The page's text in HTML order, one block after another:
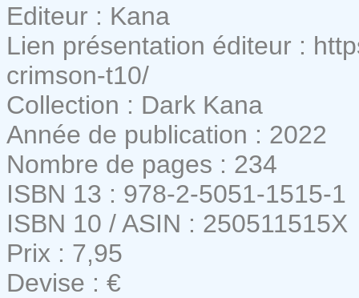
Editeur : Kana
Lien présentation éditeur :
crimson-t10/
Collection : Dark Kana
Année de publication : 2022
Nombre de pages : 234
ISBN 13 : 978-2-5051-1515-1
ISBN 10 / ASIN : 250511515X
Prix : 7,95
Devise : €